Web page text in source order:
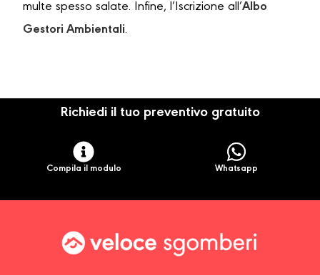
multe spesso salate. Infine, l’Iscrizione all’Albo
Gestori Ambientali.
Richiedi il tuo preventivo gratuito
Compila il modulo Whatsapp